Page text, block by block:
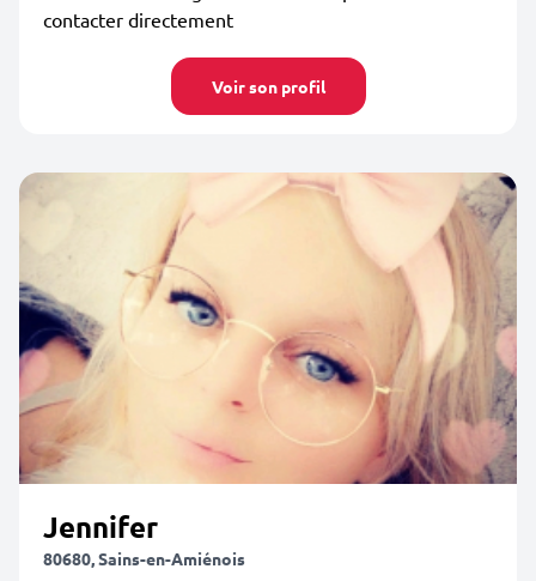
contacter directement
Voir son profil
Jennifer
80680, Sains-en-Amiénois